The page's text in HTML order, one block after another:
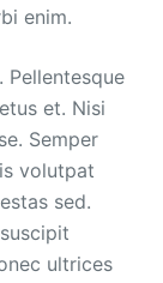
enim.
Pellentesque
et. Nisi
Semper
volutpat
sed.
ultrices